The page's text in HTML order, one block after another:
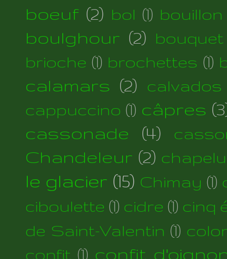
boeuf (2) bol (1) bouillon
boulghour (2)
brioche (1) brochettes (1)
calamars (2)
calvados
cappuccino (1) câpres
cassonade
(4)
Chandeleur (2)
le glacier (15) Chimay (1)
ciboulette (1) cidre (1) cinq
de Saint-Valentin (1)
confit (1) confit